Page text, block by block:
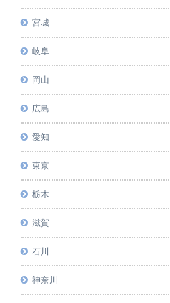
宮城
岐阜
岡山
広島
愛知
東京
栃木
滋賀
石川
神奈川